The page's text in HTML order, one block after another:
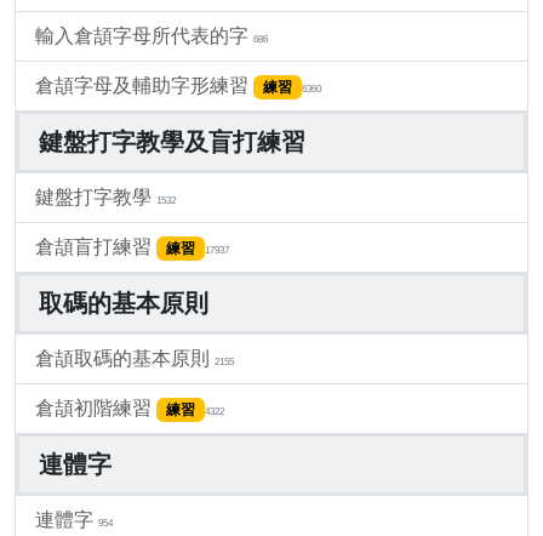
輸入倉頡字母所代表的字 686
倉頡字母及輔助字形練習 練習 6360
鍵盤打字教學及盲打練習
鍵盤打字教學 1532
倉頡盲打練習 練習 17937
取碼的基本原則
倉頡取碼的基本原則 2155
倉頡初階練習 練習 4322
連體字
連體字 954